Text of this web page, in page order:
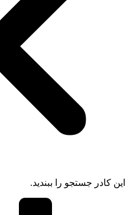
کادر جستجو را ببندید.